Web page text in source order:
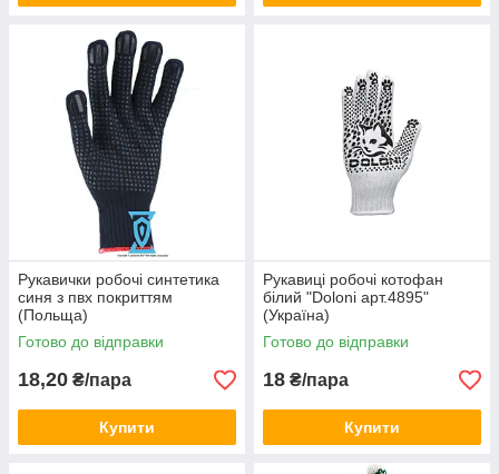
Рукавички робочі синтетика
синя з пвх покриттям
(Польща)
Готово до відправки
18,20 ₴/пара
Купити
Рукавиці робочі котофан
білий "Doloni арт.4895"
(Україна)
Готово до відправки
18 ₴/пара
Купити